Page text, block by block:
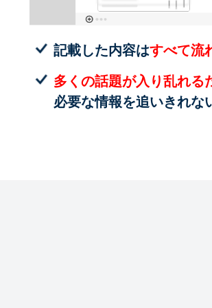
記載した内容はすべて流
多くの話題が入り乱れる
必要な情報を追いきれな